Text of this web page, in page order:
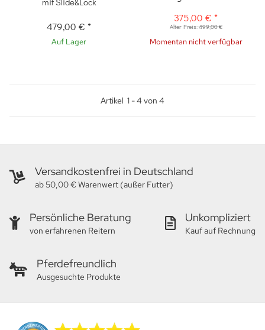
479,00 €*
Auf Lager
375,00 €*
Alter Preis:499,00 €
Momentan nicht verfügbar
Artikel 1 -4 von 4
Versandkostenfrei in Deutschland
ab 50,00 € Warenwert (außer Futter)
Persönliche Beratung
von erfahrenen Reitern
Unkompliziert
Kauf auf Rechnung
Pferdefreundlich
Ausgesuchte Produkte